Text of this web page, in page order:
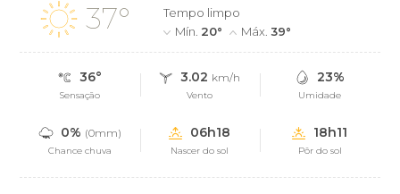
37°
Tempo limpo
Mín. 20° Máx.39°
36°
Sensação
3.02 km/h
Vento
23%
Umidade
0% (0mm)
Chance chuva
06h18
Nascer do sol
18h11
Pôr do sol